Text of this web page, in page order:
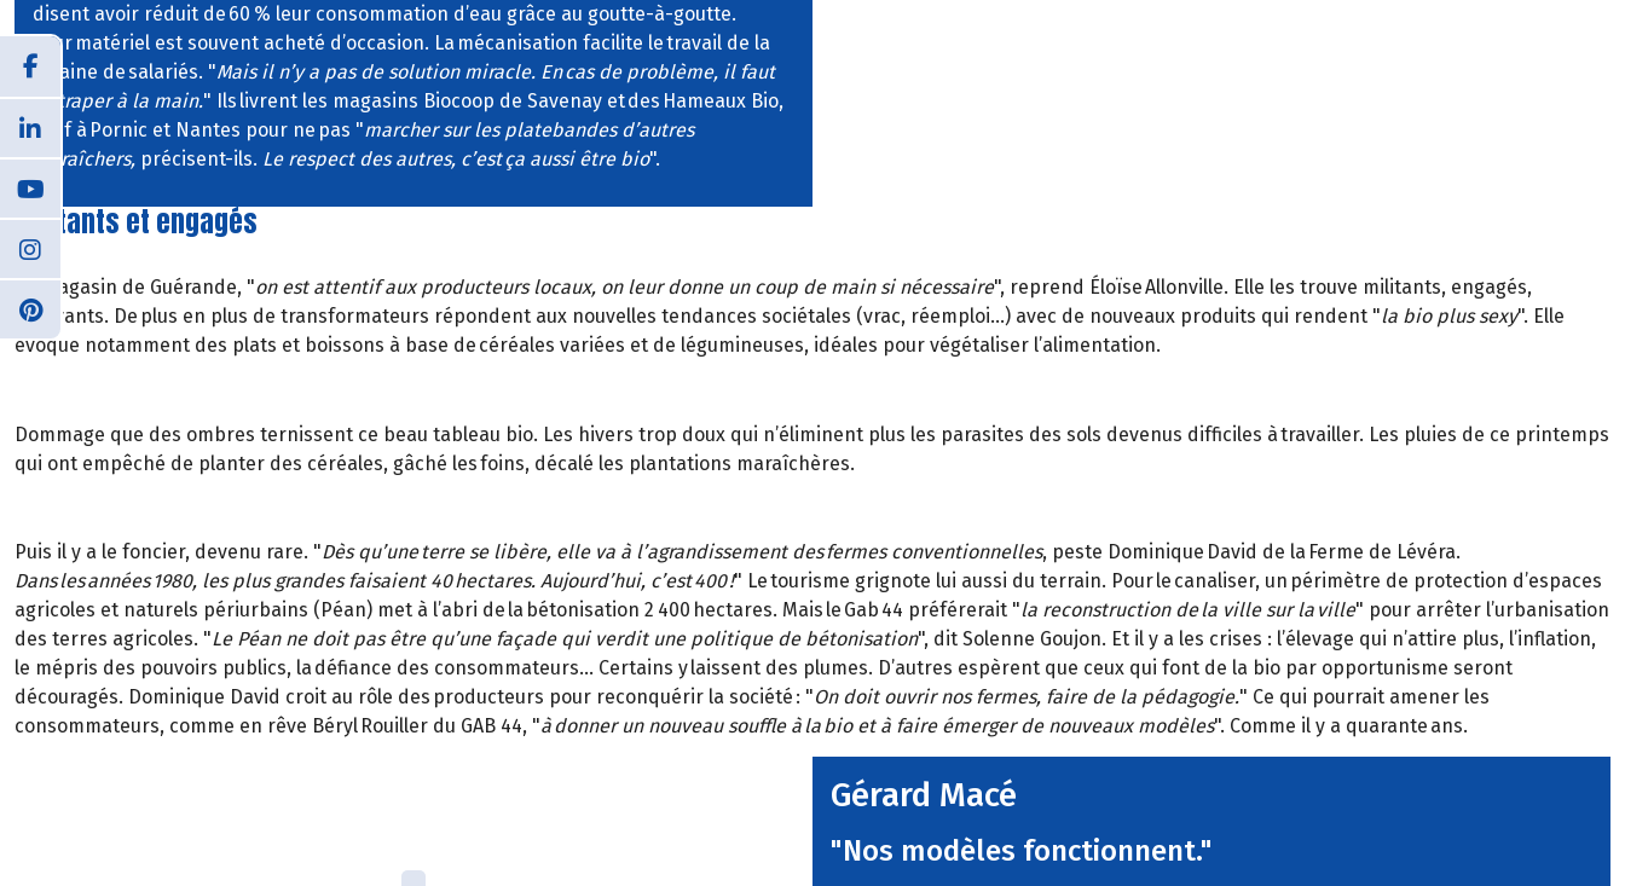
disent avoir réduit de 60 % leur consommation d’eau grâce au goutte-à-goutte.
Leur matériel est souvent acheté d’occasion. La mécanisation facilite le travail de la
dizaine de salariés. "Mais il n’y a pas de solution miracle. En cas de problème, il faut
rattraper à la main." Ils livrent les magasins Biocoop de Savenay et des Hameaux Bio,
sauf à Pornic et Nantes pour ne pas "marcher sur les platebandes d’autres
maraîchers, précisent-ils. Le respect des autres, c’est ça aussi être bio".
Militants et engagés
Au magasin de Guérande, "on est attentif aux producteurs locaux, on leur donne un coup de main si nécessaire", reprend Éloïse Allonville. Elle les trouve militants, engagés,
innovants. De plus en plus de transformateurs répondent aux nouvelles tendances sociétales (vrac, réemploi…) avec de nouveaux produits qui rendent "la bio plus sexy". Elle
évoque notamment des plats et boissons à base de céréales variées et de légumineuses, idéales pour végétaliser l’alimentation.
Dommage que des ombres ternissent ce beau tableau bio. Les hivers trop doux qui n’éliminent plus les parasites des sols devenus difficiles à travailler. Les pluies de ce printemps
qui ont empêché de planter des céréales, gâché les foins, décalé les plantations maraîchères.
Puis il y a le foncier, devenu rare. "Dès qu’une terre se libère, elle va à l’agrandissement des fermes conventionnelles, peste Dominique David de la Ferme de Lévéra.
Dans les années 1980, les plus grandes faisaient 40 hectares. Aujourd’hui, c’est 400 !" Le tourisme grignote lui aussi du terrain. Pour le canaliser, un périmètre de protection d’espaces
agricoles et naturels périurbains (Péan) met à l’abri de la bétonisation 2 400 hectares. Mais le Gab 44 préférerait "la reconstruction de la ville sur la ville" pour arrêter l’urbanisation
des terres agricoles. "Le Péan ne doit pas être qu’une façade qui verdit une politique de bétonisation", dit Solenne Goujon. Et il y a les crises : l’élevage qui n’attire plus, l’inflation,
le mépris des pouvoirs publics, la défiance des consommateurs… Certains y laissent des plumes. D’autres espèrent que ceux qui font de la bio par opportunisme seront
découragés. Dominique David croit au rôle des producteurs pour reconquérir la société : "On doit ouvrir nos fermes, faire de la pédagogie." Ce qui pourrait amener les
consommateurs, comme en rêve Béryl Rouiller du GAB 44, "à donner un nouveau souffle à la bio et à faire émerger de nouveaux modèles". Comme il y a quarante ans.
Gérard Macé
"Nos modèles fonctionnent."